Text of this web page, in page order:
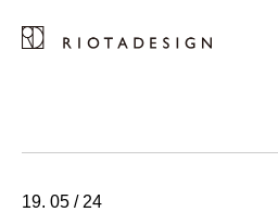
19. 05 / 24